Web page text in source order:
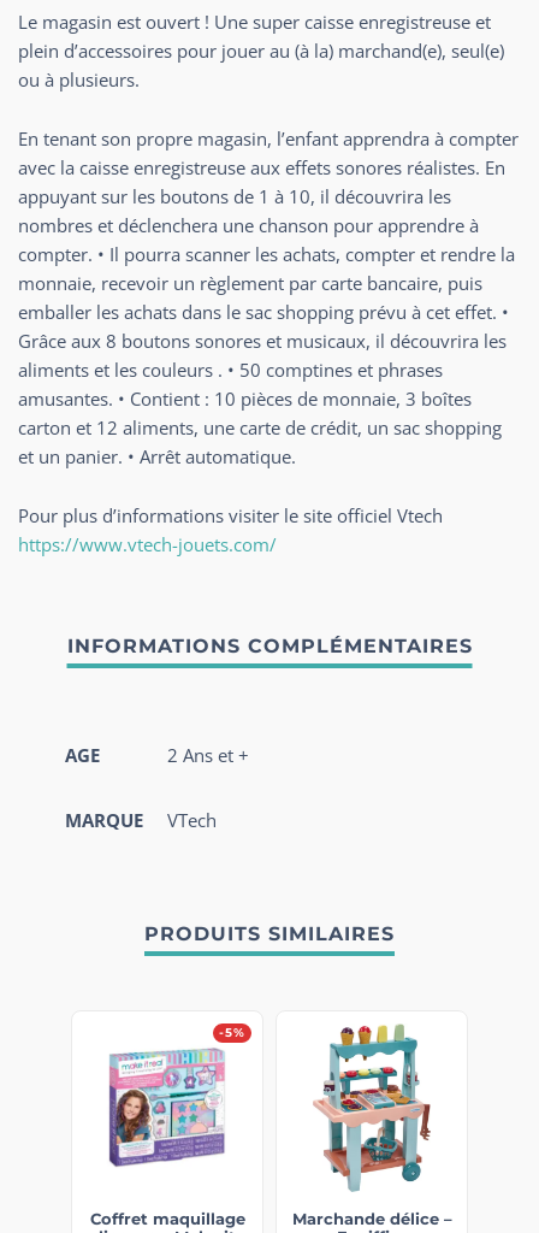
Le magasin est ouvert ! Une super caisse enregistreuse et
plein d’accessoires pour jouer au (à la) marchand(e), seul(e)
ou à plusieurs.
En tenant son propre magasin, l’enfant apprendra à compter
avec la caisse enregistreuse aux effets sonores réalistes. En
appuyant sur les boutons de 1 à 10, il découvrira les
nombres et déclenchera une chanson pour apprendre à
compter. • Il pourra scanner les achats, compter et rendre la
monnaie, recevoir un règlement par carte bancaire, puis
emballer les achats dans le sac shopping prévu à cet effet. •
Grâce aux 8 boutons sonores et musicaux, il découvrira les
aliments et les couleurs . • 50 comptines et phrases
amusantes. • Contient : 10 pièces de monnaie, 3 boîtes
carton et 12 aliments, une carte de crédit, un sac shopping
et un panier. • Arrêt automatique.
Pour plus d’informations visiter le site officiel Vtech
https://www.vtech-jouets.com/
AGE 2 Ans et +
MARQUE VTech
PRODUITS SIMILAIRES
-5%
Coffret maquillage
Marchande délice –